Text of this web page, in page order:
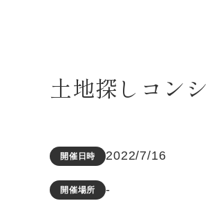
土地探しコン
開催日時 2022/7/16
開催場所 -